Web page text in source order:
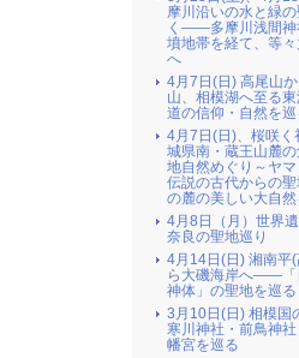
摩川沿いの水と緑
く――多摩川浅間神
墳地帯を経て、等
へ
4月7日(日) 高尾山
山、相模湖へ至る
道の信仰・自然を巡
4月7日(日)、桜咲く
城県南・蔵王山麓
地自然めぐり～ヤ
伝説の古代からの
の麓の美しい大自然
4月8日（月）世界
奈良の聖地巡り
4月14日(日) 湘南平
ら大磯海岸へ――「
神体」の聖地を巡る
3月10日(日) 相模
寒川神社・前鳥神
幡宮を巡る